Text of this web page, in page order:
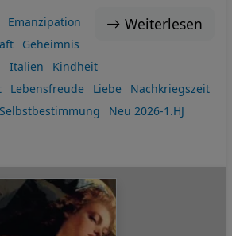
Weiterlesen
Emanzipation
Geheimnis
Italien
Kindheit
Lebensfreude Liebe
Nachkriegszeit
Selbstbestimmung
Neu 2026-1.HJ